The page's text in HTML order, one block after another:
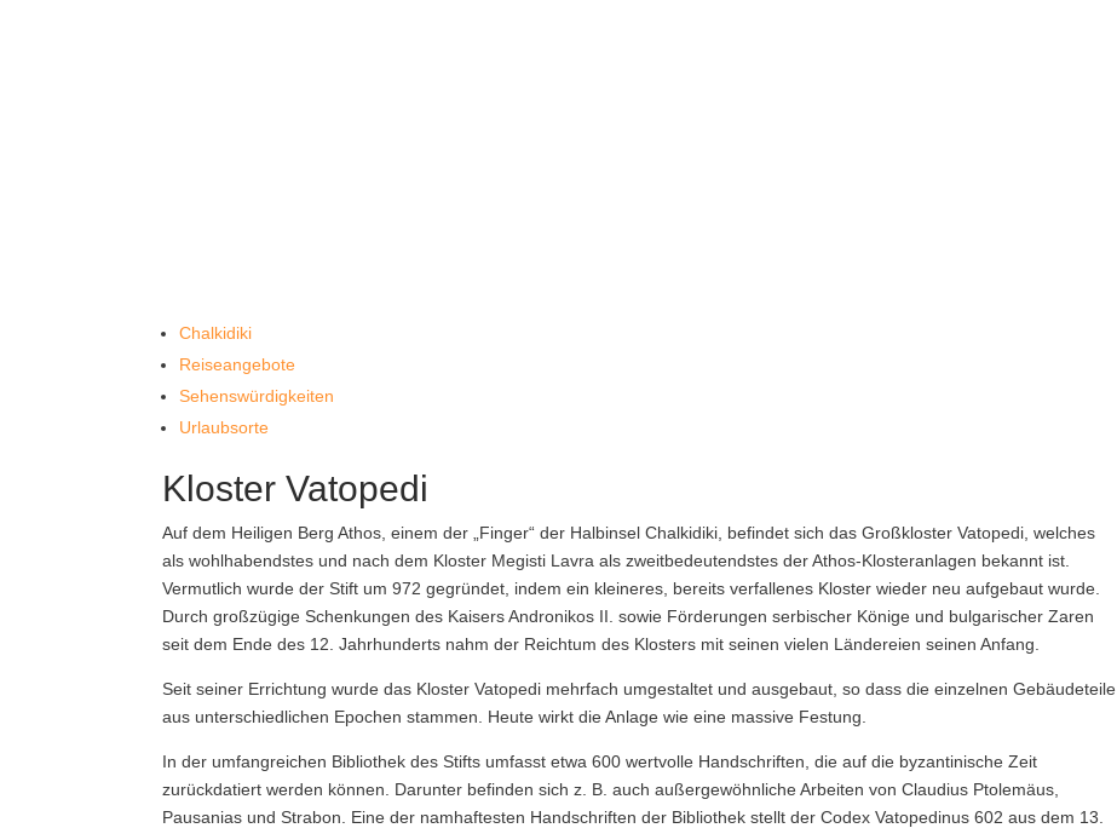
Chalkidiki
Reiseangebote
Sehenswürdigkeiten
Urlaubsorte
Kloster Vatopedi
Auf dem Heiligen Berg Athos, einem der „Finger“ der Halbinsel Chalkidiki, befindet sich das Großkloster Vatopedi, welches
als wohlhabendstes und nach dem Kloster Megisti Lavra als zweitbedeutendstes der Athos-Klosteranlagen bekannt ist.
Vermutlich wurde der Stift um 972 gegründet, indem ein kleineres, bereits verfallenes Kloster wieder neu aufgebaut wurde.
Durch großzügige Schenkungen des Kaisers Andronikos II. sowie Förderungen serbischer Könige und bulgarischer Zaren
seit dem Ende des 12. Jahrhunderts nahm der Reichtum des Klosters mit seinen vielen Ländereien seinen Anfang.
Seit seiner Errichtung wurde das Kloster Vatopedi mehrfach umgestaltet und ausgebaut, so dass die einzelnen Gebäudeteile
aus unterschiedlichen Epochen stammen. Heute wirkt die Anlage wie eine massive Festung.
In der umfangreichen Bibliothek des Stifts umfasst etwa 600 wertvolle Handschriften, die auf die byzantinische Zeit
zurückdatiert werden können. Darunter befinden sich z. B. auch außergewöhnliche Arbeiten von Claudius Ptolemäus,
Pausanias und Strabon. Eine der namhaftesten Handschriften der Bibliothek stellt der Codex Vatopedinus 602 aus dem 13.